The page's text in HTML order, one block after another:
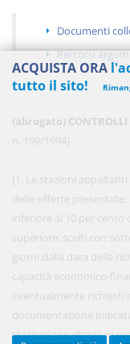
Documenti
Percorsi
(abrogato) CONTROLLI
n. 109/1994)
[1. Le stazioni
delle offerte
inferiore al 10 per
superiore, scelti con
giorni dalla data della
capacità economico-
eventualmente richiesti
documentazione
stazioni appaltanti, in
ACQUISTA ORA
tutto il sito!